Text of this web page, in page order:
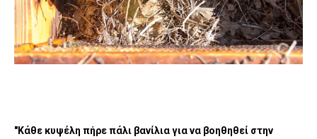
"Κάθε κυψέλη πήρε πάλι βανίλια για να βοηθηθεί στην